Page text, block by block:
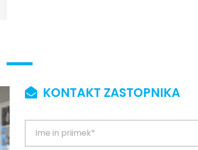
KONTAKT ZASTOPNIKA